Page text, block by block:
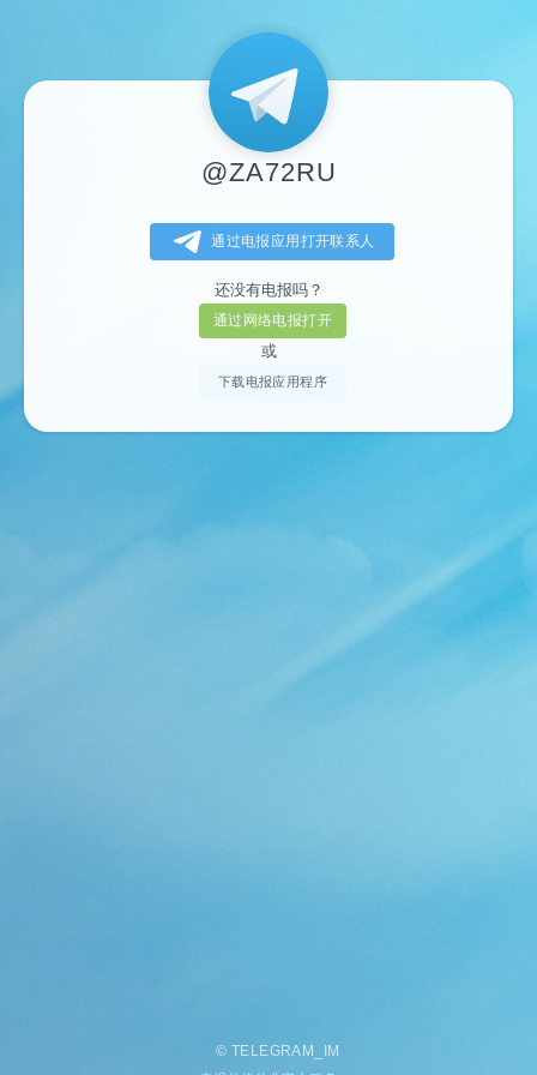
@ZA72RU
通过电报应用打开联系人
还没有电报吗？
通过网络电报打开
或
下载电报应用程序
© TELEGRAM IM